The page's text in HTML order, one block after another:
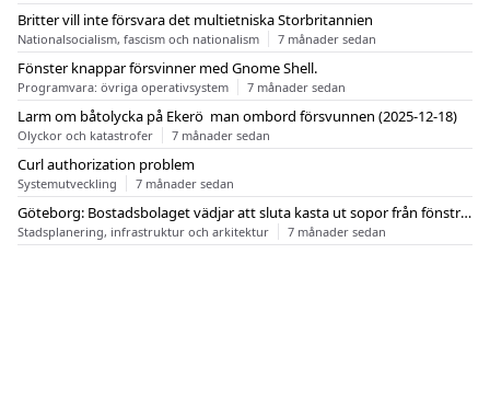
Britter vill inte försvara det multietniska Storbritannien
Nationalsocialism, fascism och nationalism 7 månader sedan
Fönster knappar försvinner med Gnome Shell.
Programvara: övriga operativsystem 7 månader sedan
Larm om båtolycka på Ekerö  man ombord försvunnen (2025-12-18)
Olyckor och katastrofer 7 månader sedan
Curl authorization problem
Systemutveckling 7 månader sedan
Göteborg: Bostadsbolaget vädjar att sluta kasta ut sopor från fönstren
Stadsplanering, infrastruktur och arkitektur 7 månader sedan